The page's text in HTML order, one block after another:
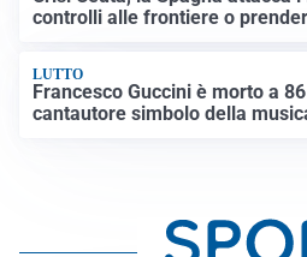
controlli alle frontiere o
LUTTO
Francesco Guccini è morto a
cantautore simbolo della